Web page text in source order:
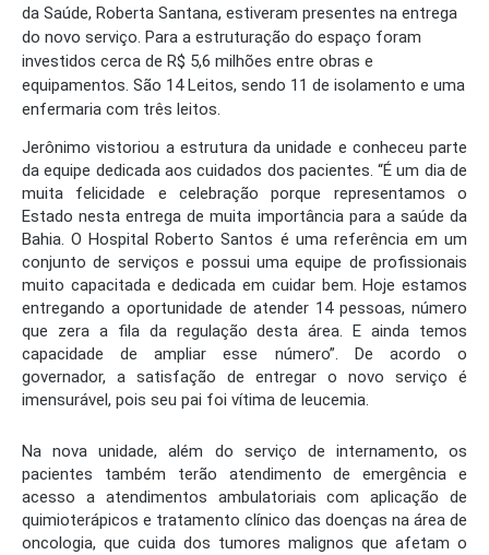
da Saúde, Roberta Santana, estiveram presentes na entrega
do novo serviço. Para a estruturação do espaço foram
investidos cerca de R$ 5,6 milhões entre obras e
equipamentos. São 14 Leitos, sendo 11 de isolamento e uma
enfermaria com três leitos.
Jerônimo vistoriou a estrutura da unidade e conheceu parte
da equipe dedicada aos cuidados dos pacientes. “É um dia de
muita felicidade e celebração porque representamos o
Estado nesta entrega de muita importância para a saúde da
Bahia. O Hospital Roberto Santos é uma referência em um
conjunto de serviços e possui uma equipe de profissionais
muito capacitada e dedicada em cuidar bem. Hoje estamos
entregando a oportunidade de atender 14 pessoas, número
que zera a fila da regulação desta área. E ainda temos
capacidade de ampliar esse número”. De acordo o
governador, a satisfação de entregar o novo serviço é
imensurável, pois seu pai foi vítima de leucemia.
Na nova unidade, além do serviço de internamento, os
pacientes também terão atendimento de emergência e
acesso a atendimentos ambulatoriais com aplicação de
quimioterápicos e tratamento clínico das doenças na área de
oncologia, que cuida dos tumores malignos que afetam o